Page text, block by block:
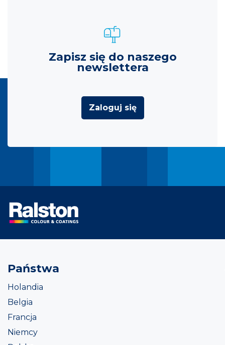
Zapisz się do naszego
newslettera
Zaloguj się
Państwa
Holandia
Belgia
Francja
Niemcy